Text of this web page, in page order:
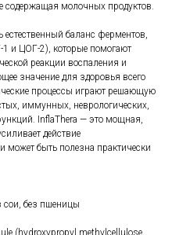
содержащая молочных продуктов.
естественный баланс ферментов,
1 и ЦОГ-2), которые помогают
реакции воспаления и
значение для здоровья всего
процессы играют решающую
иммунных, неврологических,
InflaThera — это мощная,
действие
быть полезна практически
сои, без пшеницы